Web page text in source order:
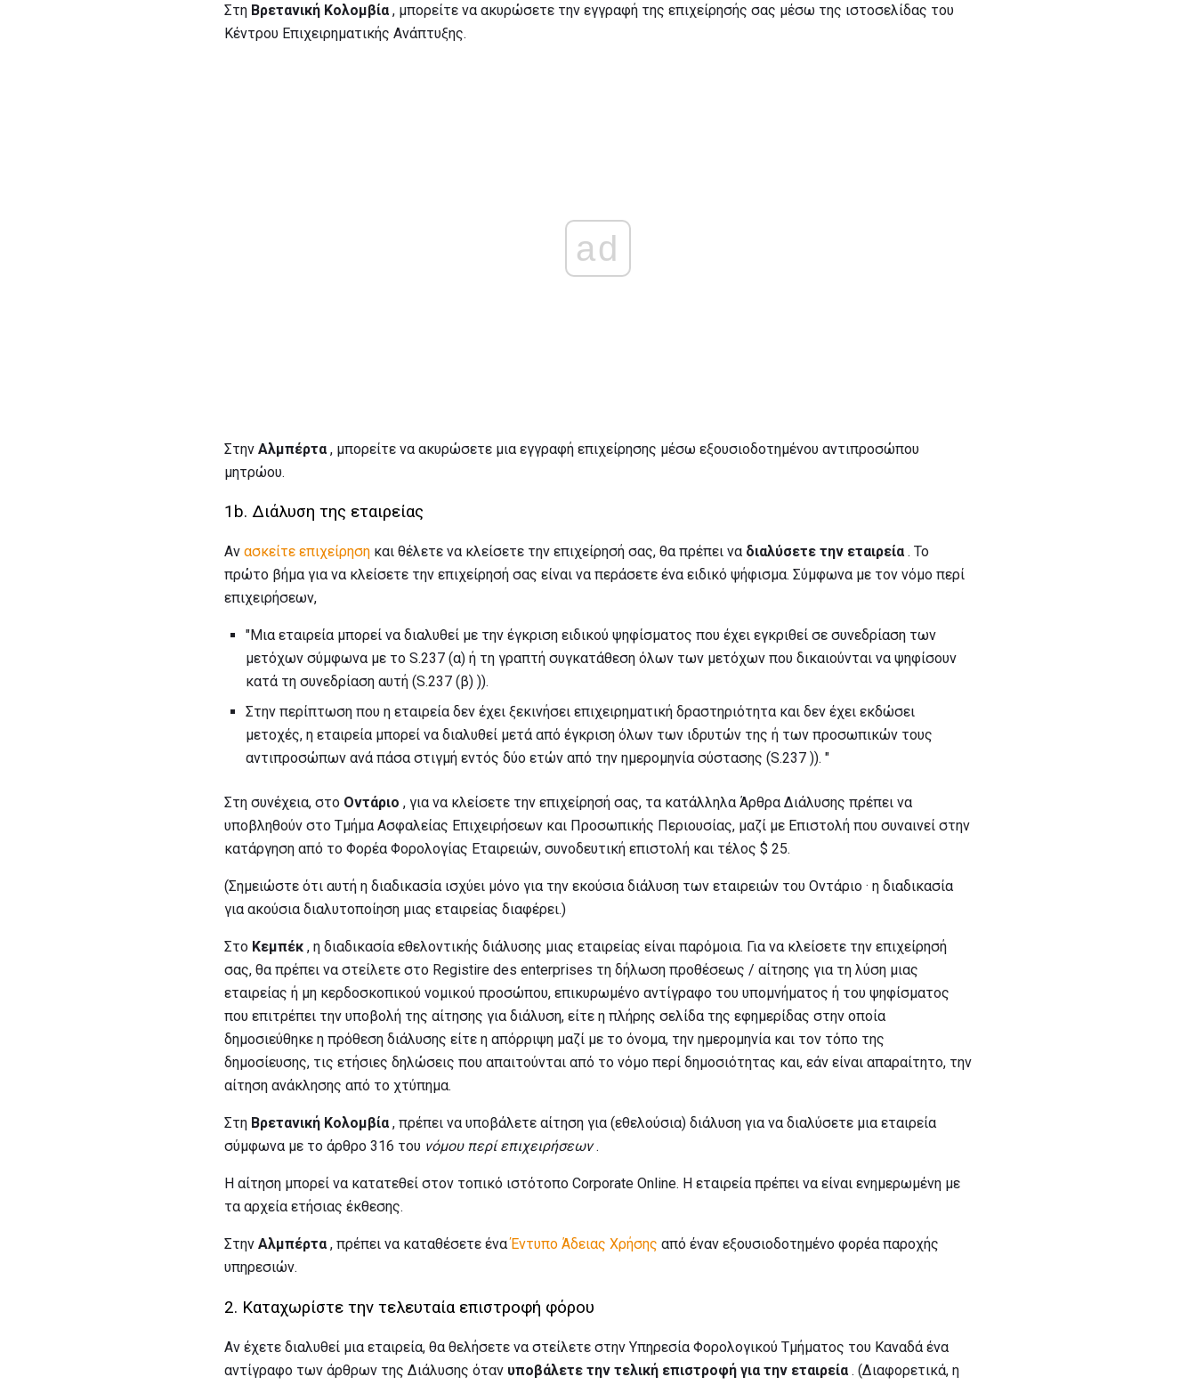
Στη Βρετανική Κολομβία , μπορείτε να ακυρώσετε την εγγραφή της επιχείρησής σας μέσω της ιστοσελίδας του
Κέντρου Επιχειρηματικής Ανάπτυξης.
ad
Στην Αλμπέρτα , μπορείτε να ακυρώσετε μια εγγραφή επιχείρησης μέσω εξουσιοδοτημένου αντιπροσώπου
μητρώου.
1b. Διάλυση της εταιρείας
Αν ασκείτε επιχείρηση και θέλετε να κλείσετε την επιχείρησή σας, θα πρέπει να διαλύσετε την εταιρεία. Το
πρώτο βήμα για να κλείσετε την επιχείρησή σας είναι να περάσετε ένα ειδικό ψήφισμα. Σύμφωνα με τον νόμο περί
επιχειρήσεων,
"Μια εταιρεία μπορεί να διαλυθεί με την έγκριση ειδικού ψηφίσματος που έχει εγκριθεί σε συνεδρίαση των
μετόχων σύμφωνα με το S.237 (α) ή τη γραπτή συγκατάθεση όλων των μετόχων που δικαιούνται να ψηφίσουν
κατά τη συνεδρίαση αυτή (S.237 (β) )).
Στην περίπτωση που η εταιρεία δεν έχει ξεκινήσει επιχειρηματική δραστηριότητα και δεν έχει εκδώσει
μετοχές, η εταιρεία μπορεί να διαλυθεί μετά από έγκριση όλων των ιδρυτών της ή των προσωπικών τους
αντιπροσώπων ανά πάσα στιγμή εντός δύο ετών από την ημερομηνία σύστασης (S.237 )). "
Στη συνέχεια, στο Οντάριο , για να κλείσετε την επιχείρησή σας, τα κατάλληλα Άρθρα Διάλυσης πρέπει να
υποβληθούν στο Τμήμα Ασφαλείας Επιχειρήσεων και Προσωπικής Περιουσίας, μαζί με Επιστολή που συναινεί στην
κατάργηση από το Φορέα Φορολογίας Εταιρειών, συνοδευτική επιστολή και τέλος $ 25.
(Σημειώστε ότι αυτή η διαδικασία ισχύει μόνο για την εκούσια διάλυση των εταιρειών του Οντάριο · η διαδικασία
για ακούσια διαλυτοποίηση μιας εταιρείας διαφέρει.)
Στο Κεμπέκ , η διαδικασία εθελοντικής διάλυσης μιας εταιρείας είναι παρόμοια. Για να κλείσετε την επιχείρησή
σας, θα πρέπει να στείλετε στο Registire des enterprises τη δήλωση προθέσεως / αίτησης για τη λύση μιας
εταιρείας ή μη κερδοσκοπικού νομικού προσώπου, επικυρωμένο αντίγραφο του υπομνήματος ή του ψηφίσματος
που επιτρέπει την υποβολή της αίτησης για διάλυση, είτε η πλήρης σελίδα της εφημερίδας στην οποία
δημοσιεύθηκε η πρόθεση διάλυσης είτε η απόρριψη μαζί με το όνομα, την ημερομηνία και τον τόπο της
δημοσίευσης, τις ετήσιες δηλώσεις που απαιτούνται από το νόμο περί δημοσιότητας και, εάν είναι απαραίτητο, την
αίτηση ανάκλησης από το χτύπημα.
Στη Βρετανική Κολομβία, πρέπει να υποβάλετε αίτηση για (εθελούσια) διάλυση για να διαλύσετε μια εταιρεία
σύμφωνα με το άρθρο 316 του νόμου περί επιχειρήσεων.
Η αίτηση μπορεί να κατατεθεί στον τοπικό ιστότοπο Corporate Online. Η εταιρεία πρέπει να είναι ενημερωμένη με
τα αρχεία ετήσιας έκθεσης.
Στην Αλμπέρτα, πρέπει να καταθέσετε έναΈντυπο Άδειας Χρήσης από έναν εξουσιοδοτημένο φορέα παροχής
υπηρεσιών.
2. Καταχωρίστε την τελευταία επιστροφή φόρου
Αν έχετε διαλυθεί μια εταιρεία, θα θελήσετε να στείλετε στην Υπηρεσία Φορολογικού Τμήματος του Καναδά ένα
αντίγραφο των άρθρων της Διάλυσης όταν υποβάλετε την τελική επιστροφή για την εταιρεία . (Διαφορετικά, η